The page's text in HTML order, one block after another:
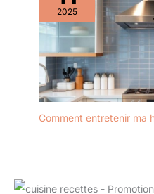
2025
Comment entretenir ma